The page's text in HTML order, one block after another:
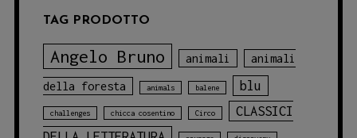
TAG PRODOTTO
Angelo Bruno animali animali
della foresta animals balene blu
challenges chicca cosentino Circo
CLASSICI